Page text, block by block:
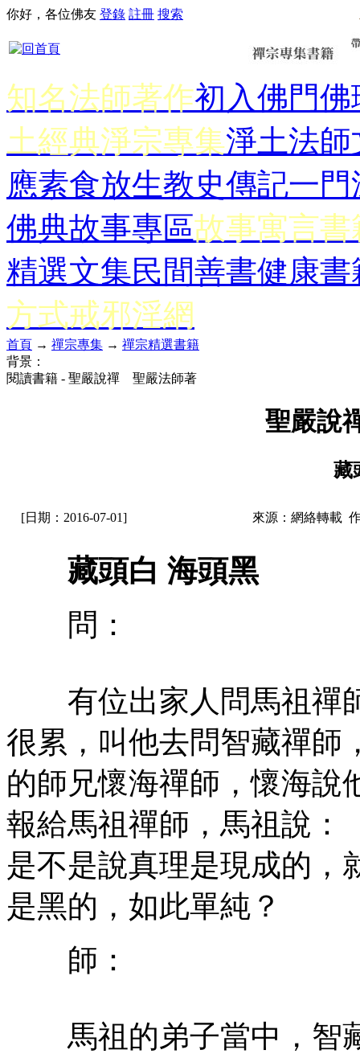
你好，各位佛友 登錄 註冊 搜索
知名法師著作初入佛門佛
土經典淨宗專集淨土法師
應素食放生教史傳記一門
佛典故事專區故事寓言書
精選文集民間善書健康書
方式戒邪淫網
首頁 → 禪宗專集 → 禪宗精選書籍
背景：
閱讀書籍 - 聖嚴說禪 聖嚴法師著
聖嚴說
藏
[日期：2016-07-01] 來源：網絡轉載
藏頭白 海頭黑
問：
有位出家人問馬祖禪
很累，叫他去問智藏禪師
的師兄懷海禪師，懷海說
報給馬祖禪師，馬祖說：
是不是說真理是現成的，
是黑的，如此單純？
師：
馬祖的弟子當中，智